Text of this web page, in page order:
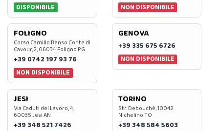
DISPONIBILE
NON DISPONIBILE
FOLIGNO
Corso Camillo Benso Conte di
Cavour, 2, 06034 Foligno PG
+39 0742 197 93 76
NON DISPONIBILE
GENOVA
+39 335 675 6726
NON DISPONIBILE
JESI
Via Caduti del Lavoro, 4,
60035 Jesi AN
+39 348 521 7426
TORINO
Str. Debouchè, 10042
Nichelino TO
+39 348 584 5603